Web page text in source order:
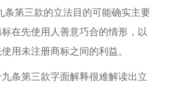
条第三款的立法目的可能确实主要
在先使用人善意巧合的情形，以
用未注册商标之间的利益。
第三款字面解释很难解读出立